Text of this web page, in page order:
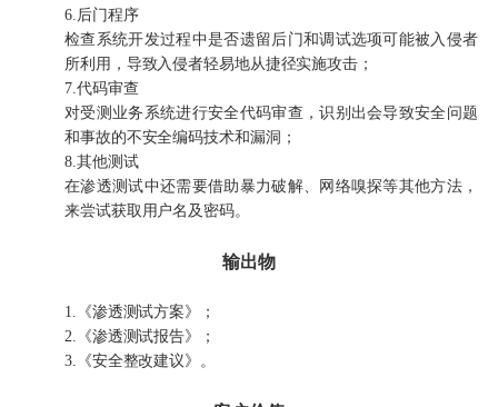
6.后门程序
检查系统开发过程中是否遗留后门和调试选项可能被入侵者
所利用，导致入侵者轻易地从捷径实施攻击；
7.代码审查
对受测业务系统进行安全代码审查，识别出会导致安全问题
和事故的不安全编码技术和漏洞；
8.其他测试
在渗透测试中还需要借助暴力破解、网络嗅探等其他方法，
来尝试获取用户名及密码。
输出物
1.《渗透测试方案》；
2.《渗透测试报告》；
3.《安全整改建议》。